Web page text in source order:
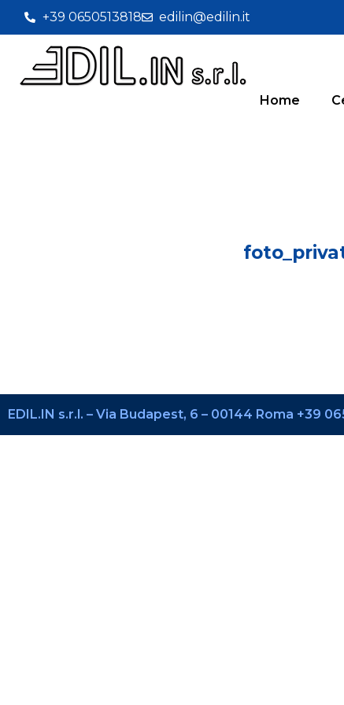
+39 0650513818 edilin@edilin.it
Home
EDIL.IN s.r.l. – Via Budapest, 6 – 00144 Roma +39